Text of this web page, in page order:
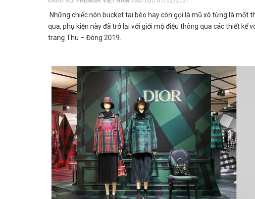
Những chiếc nón bucket tai bèo hay còn gọi là mũ xô từng là mốt
qua, phụ kiện này đã trở lại với giới mộ điệu thông qua các thiết kế
trang Thu – Đông 2019.